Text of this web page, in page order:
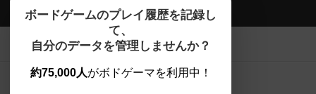
ボードゲームのプレイ履歴を記録し
て、
自分のデータを管理しませんか？
約75,000人がボドゲーマを利用中！
ボドゲーマTOP
ボードゲームを検索する
ボードゲームの新着レビュー